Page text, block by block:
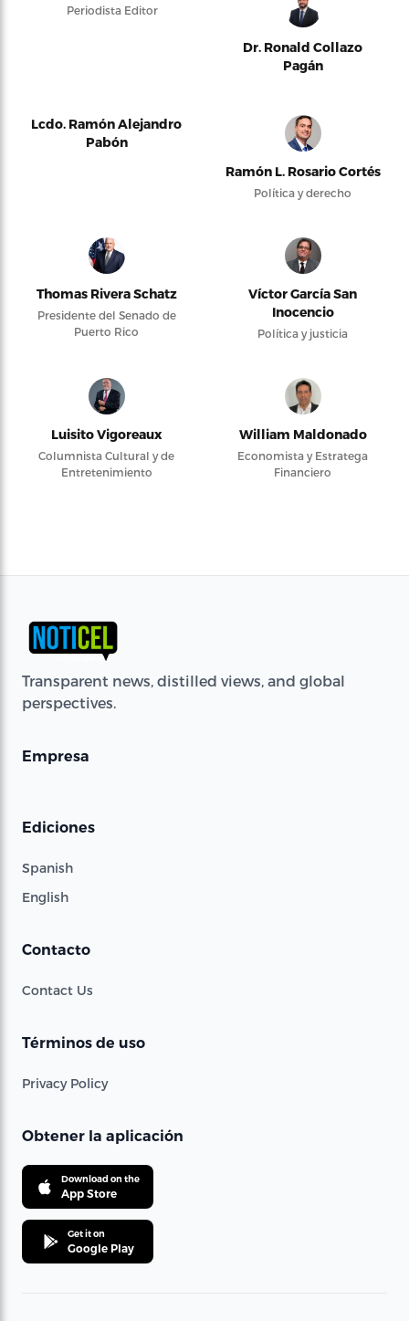
Periodista Editor
Dr. Ronald Collazo
Pagán
Lcdo. Ramón Alejandro
Pabón
Ramón L. Rosario Cortés
Política y derecho
Thomas Rivera Schatz
Presidente del Senado de
Puerto Rico
Víctor García San
Inocencio
Política y justicia
Luisito Vigoreaux
Columnista Cultural y de
Entretenimiento
William Maldonado
Economista y Estratega
Financiero
Transparent news, distilled views, and global
perspectives.
Empresa
Ediciones
Spanish
English
Contacto
Contact Us
Términos de uso
Privacy Policy
Obtener la aplicación
Download on the
App Store
Get it on
Google Play